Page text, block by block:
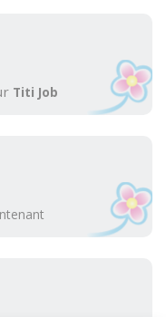
Titi Job